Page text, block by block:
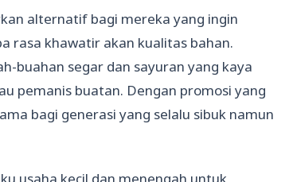
alternatif bagi mereka yang ingin
rasa khawatir akan kualitas bahan.
buahan segar dan sayuran yang kaya
pemanis buatan. Dengan promosi yang
bagi generasi yang selalu sibuk namun